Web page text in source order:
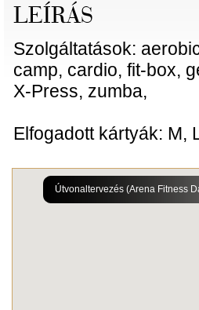
LEÍRÁS
Szolgáltatások:
camp, cardio, fit-box,
X-Press, zumba,
Elfogadott kártyák: M,
Útvonaltervezés (Arena Fitness